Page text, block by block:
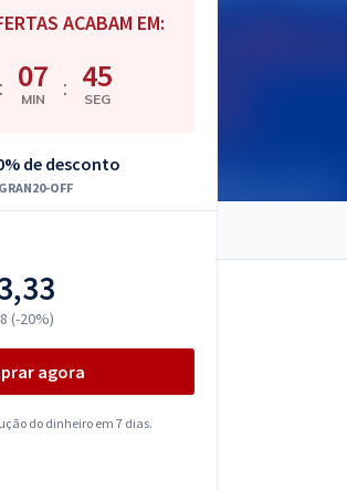
ACABAM EM:
: 07
MIN : 44
SEG
de desconto
GRAN20-OFF
(-20%)
agora
do dinheiro em 7 dias.